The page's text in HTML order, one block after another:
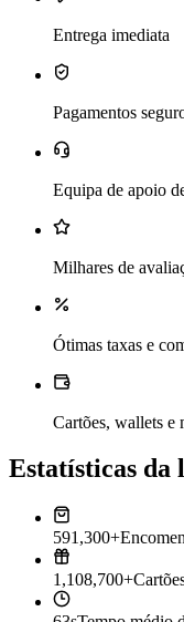
Entrega imediata
Pagamentos
Equipa de apoio
Milhares de
Ótimas taxas e
Cartões, wallets e
Estatísticas da
591,300+
1,108,700+